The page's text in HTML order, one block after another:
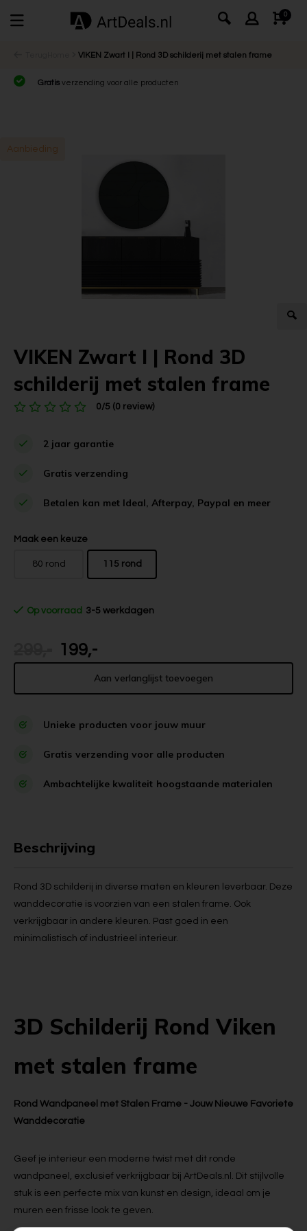
0
VIKEN Zwart l | Rond 3D schilderij met stalen frame
Gratis verzending voor alle producten
Aanbieding
VIKEN Zwart l | Rond 3D
schilderij met stalen frame
0/5 (0 review)
2 jaar garantie
Gratis verzending
Betalen kan met Ideal, Afterpay, Paypal en meer
Maak een keuze
80 rond 115 rond
Op voorraad 3-5 werkdagen
199,-
Aan verlanglijst toevoegen
Unieke producten voor jouw muur
Gratis verzending voor alle producten
Ambachtelijke kwaliteit hoogstaande materialen
Beschrijving
Rond 3D schilderij in diverse maten en kleuren leverbaar. Deze
wanddecoratie is voorzien van een stalen frame. Ook
verkrijgbaar in andere kleuren. Past goed in een
minimalistisch of industrieel interieur.
3D Schilderij Rond Viken
met stalen frame
Rond Wandpaneel met Stalen Frame - Jouw Nieuwe Favoriete
Wanddecoratie
Geef je interieur een moderne twist met dit ronde
wandpaneel, exclusief verkrijgbaar bij ArtDeals.nl. Dit stijlvolle
stuk is een perfecte mix van kunst en design, ideaal om je
muren een frisse look te geven.